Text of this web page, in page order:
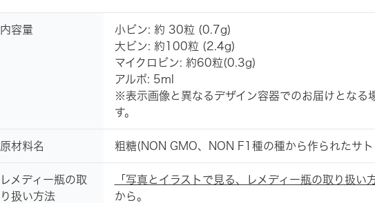
内容量
小ビン: 約 30粒 (0.7g)
大ビン: 約100粒 (2.4g)
マイクロビン: 約60粒(0.3g)
アルポ: 5ml
※表示画像と異なるデザイン容器でのお届けとなる
す。
原材料名 粗糖(NON GMO、NON F1種の種から作られたサ
レメディー瓶の取
り扱い方法
「写真とイラストで見る、レメディー瓶の取り扱い方
から。